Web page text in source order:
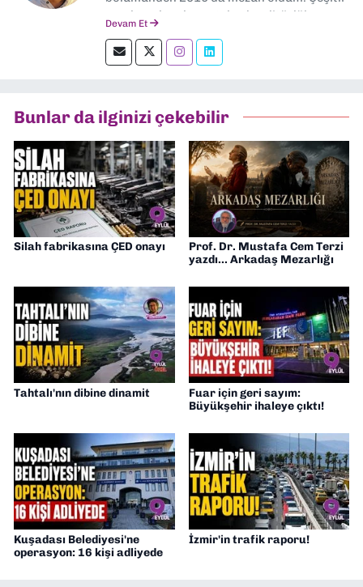
yerel ve ulusal gazetelerde editörlük,
okumayı severim.
Devam Et
Bunlar da ilginizi çekebilir
Silah fabrikasına ÇED onayı
Prof. Dr. Mustafa Cem Terzi
yazdı... Arkadaş Mezarlığı
Tahtalı'nın dibine dinamit
Fuar için geri sayım:
Büyükşehir ihaleye çıktı!
Kuşadası Belediyesi'ne
operasyon: 16 kişi adliyede
İzmir'in trafik raporu!